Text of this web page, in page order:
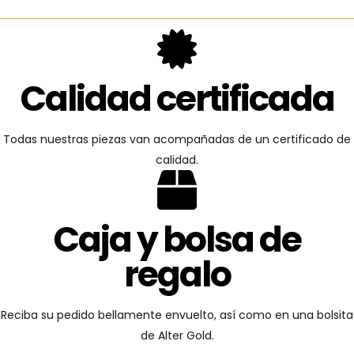
Calidad certificada
Todas nuestras piezas van acompañadas de un certificado de
calidad.
Caja y bolsa de
regalo
Reciba su pedido bellamente envuelto, así como en una bolsita
de Alter Gold.